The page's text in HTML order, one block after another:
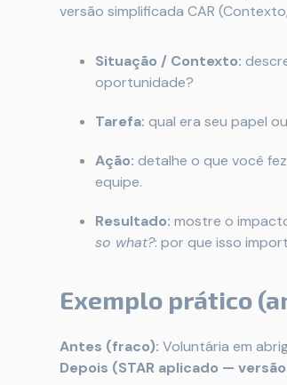
versão simplificada CAR
Situação / Contexto:
oportunidade?
Tarefa: qual era seu papel
Ação: detalhe o que você
equipe.
Resultado: mostre o
so what?: por que isso
Exemplo prático
Antes (fraco): Voluntária em
Depois (STAR aplicado —